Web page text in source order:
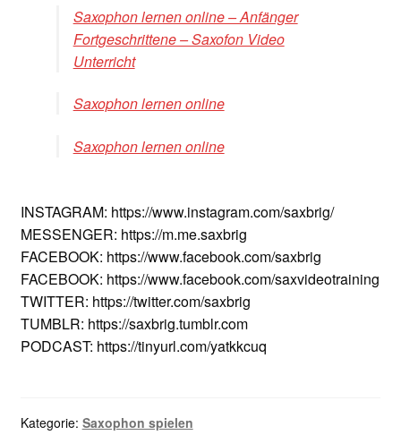
Saxophon lernen online – Anfänger
Fortgeschrittene – Saxofon Video
Unterricht
Saxophon lernen online
Saxophon lernen online
INSTAGRAM: https://www.instagram.com/saxbrig/
MESSENGER: https://m.me.saxbrig
FACEBOOK: https://www.facebook.com/saxbrig
FACEBOOK: https://www.facebook.com/saxvideotraining
TWITTER: https://twitter.com/saxbrig
TUMBLR: https://saxbrig.tumblr.com
PODCAST: https://tinyurl.com/yatkkcuq
Kategorie: Saxophon spielen